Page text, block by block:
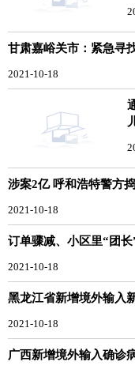
甘肃嘉峪关市：紧急寻
2021-10-18
涉案2亿 呼和浩特警方
2021-10-18
订单骤减、小区里“团
2021-10-18
黑龙江省新增境外输入
2021-10-18
广西新增境外输入确诊